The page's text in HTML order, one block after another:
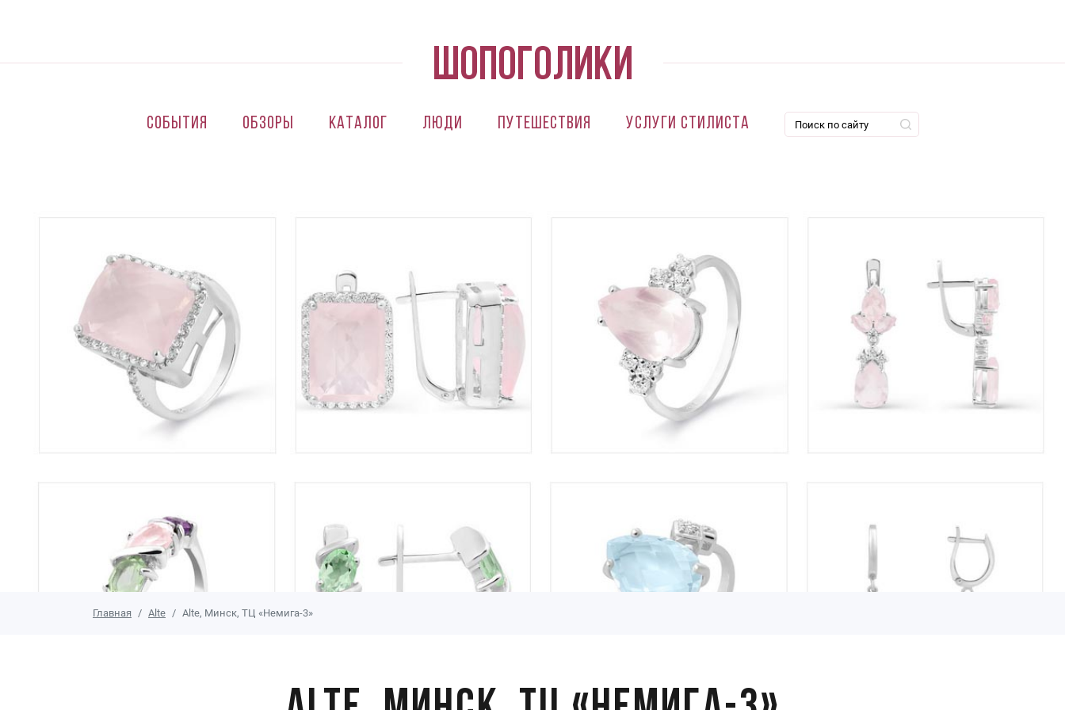
События Обзоры Каталог Люди Путешествия Услуги стилиста
Главная Alte Alte, Минск, ТЦ «Немига-3»